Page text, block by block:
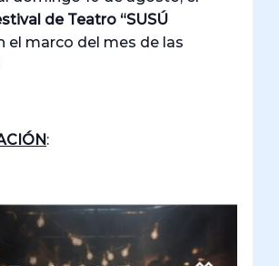
de Teatro “SUSÚ
el marco del mes de las
: